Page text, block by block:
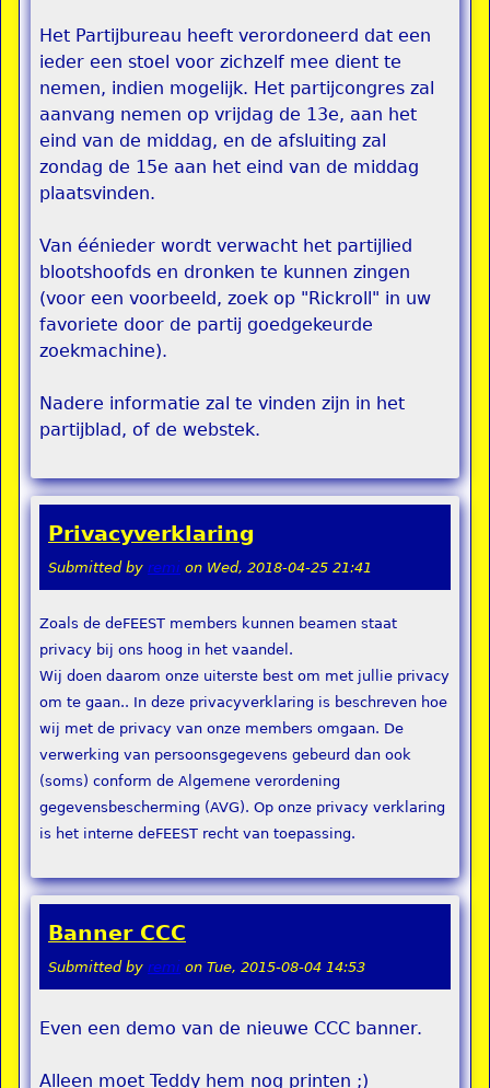
Het Partijbureau heeft verordoneerd dat een
ieder een stoel voor zichzelf mee dient te
nemen, indien mogelijk. Het partijcongres zal
aanvang nemen op vrijdag de 13e, aan het
eind van de middag, en de afsluiting zal
zondag de 15e aan het eind van de middag
plaatsvinden.
Van éénieder wordt verwacht het partijlied
blootshoofds en dronken te kunnen zingen
(voor een voorbeeld, zoek op "Rickroll" in uw
favoriete door de partij goedgekeurde
zoekmachine).
Nadere informatie zal te vinden zijn in het
partijblad, of de webstek.
Privacyverklaring
Submitted by remi on Wed, 2018-04-25 21:41
Zoals de deFEEST members kunnen beamen staat
privacy bij ons hoog in het vaandel.
Wij doen daarom onze uiterste best om met jullie privacy
om te gaan.. In deze privacyverklaring is beschreven hoe
wij met de privacy van onze members omgaan. De
verwerking van persoonsgegevens gebeurd dan ook
(soms) conform de Algemene verordening
gegevensbescherming (AVG). Op onze privacy verklaring
is het interne deFEEST recht van toepassing.
Banner CCC
Submitted by remi on Tue, 2015-08-04 14:53
Even een demo van de nieuwe CCC banner.
Alleen moet Teddy hem nog printen ;)